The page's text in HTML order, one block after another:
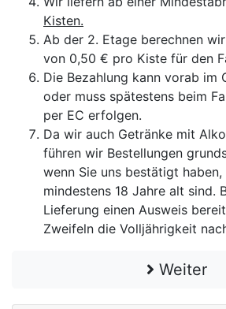
Kisten.
Ab der 2. Etage berechnen
von 0,50 € pro Kiste für den
Die Bezahlung kann vorab im
oder muss spätestens beim
per EC erfolgen.
Da wir auch Getränke mit
führen wir Bestellungen
wenn Sie uns bestätigt haben,
mindestens 18 Jahre alt sind.
Lieferung einen Ausweis
Zweifeln die Volljährigkeit
Weiter